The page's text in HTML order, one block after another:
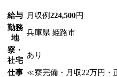
給与 月収例224,500円
勤務
地
兵庫県 姫路市
寮・
社宅
あり
仕事 ≪寮完備・月収22万円・